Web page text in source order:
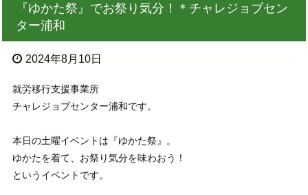
『ゆかた祭』でお祭り気分！＊チャレジョブセン
ター浦和
2024年8月10日
就労移行支援事業所
チャレジョブセンター浦和です。
本日の土曜イベントは『ゆかた祭』。
ゆかたを着て、お祭り気分を味わおう！
というイベントです。